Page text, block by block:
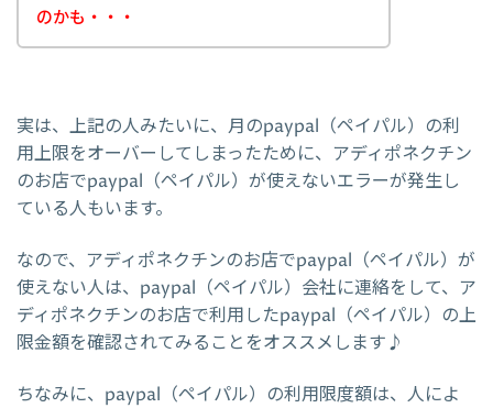
のかも・・・
実は、上記の人みたいに、月のpaypal（ペイパル）の利
用上限をオーバーしてしまったために、アディポネクチン
のお店でpaypal（ペイパル）が使えないエラーが発生し
ている人もいます。
なので、アディポネクチンのお店でpaypal（ペイパル）が
使えない人は、paypal（ペイパル）会社に連絡をして、ア
ディポネクチンのお店で利用したpaypal（ペイパル）の上
限金額を確認されてみることをオススメします♪
ちなみに、paypal（ペイパル）の利用限度額は、人によ